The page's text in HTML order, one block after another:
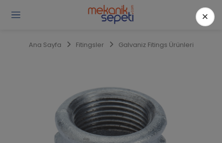
Ana Sayfa Fitingsler Galvaniz Fitings Ürünleri
×